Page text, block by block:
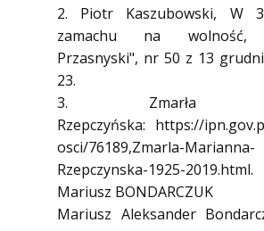
2. Piotr Kaszubowski, W
zamachu na wolność,
Przasnyski", nr 50 z 13
23.
3. Zmarła
Rzepczyńska: https://
osci/76189,Zmarla-Marianna-
Rzepczynska-1925-2019.html.
Mariusz BONDARCZUK
Mariusz Aleksander